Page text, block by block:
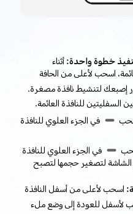
خطوة واحدة:أثناء
اسحب لأعلى من الحافة
إصبعك لتنشيط نافذة مصغرة.
السفليتين للنافذة العائمة.
في الجزء العلوي للنافذة
في الجزء العلوي للنافذة
الشاشة لتصغير حجمها لتصبح
اسحب لأعلى من أسفل النافذة
لأسفل للعودة إلى وضع ملء